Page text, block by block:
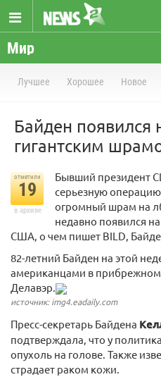
Мир
Лучшее Хорошее Новое
Байден появился
гигантским
отметили
19
в архиве
Бывший президент
серьезную
огромный шрам на
недавно появился
США, о чем пишет BILD,
82-летний Байден на этой
американцами в прибрежном
Делавэр.
источник: img4.eadaily.com
Пресс-секретарь Байдена
подтверждала, что у
опухоль на голове. Также
страдает раком кожи.